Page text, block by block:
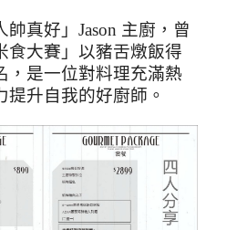
真好」 Jason 主廚，曾
食大賽 」 以豬舌燉飯得
，是一位對料理充滿熱
提升自我的好廚師。